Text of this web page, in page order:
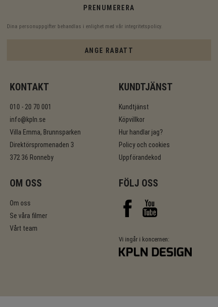
PRENUMERERA
Dina personuppgifter behandlas i enlighet med vår integritetspolicy
ANGE RABATT
KONTAKT
010 - 20 70 001
info@kpln.se
Villa Emma, Brunnsparken
Direktörspromenaden 3
372 36 Ronneby
KUNDTJÄNST
Kundtjänst
Köpvillkor
Hur handlar jag?
Policy och cookies
Uppförandekod
OM OSS
Om oss
Se våra filmer
Vårt team
FÖLJ OSS
Vi ingår i koncernen: